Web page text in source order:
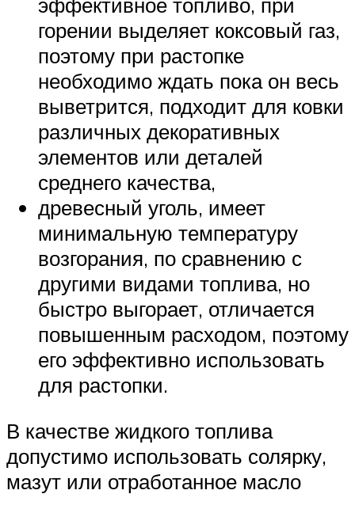
горении выделяет коксовый газ,
поэтому при растопке
необходимо ждать пока он весь
выветрится, подходит для ковки
различных декоративных
элементов или деталей
среднего качества,
древесный уголь, имеет
минимальную температуру
возгорания, по сравнению с
другими видами топлива, но
быстро выгорает, отличается
повышенным расходом, поэтому
его эффективно использовать
для растопки.
В качестве жидкого топлива
допустимо использовать солярку,
мазут или отработанное масло